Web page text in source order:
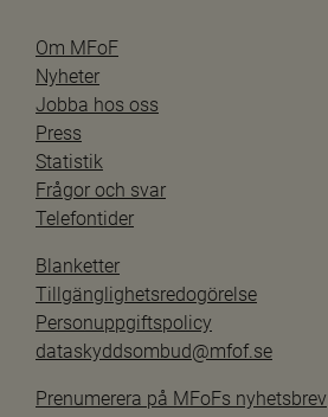
Om MFoF
Nyheter
Jobba hos oss
Press
Statistik
Frågor och svar
Telefontider
Blanketter
Tillgänglighetsredogörelse
Personuppgiftspolicy
dataskyddsombud@mfof.se
Prenumerera på MFoFs nyhetsbrev